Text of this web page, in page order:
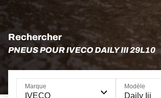
Rechercher
PNEUS POUR IVECO DAILY III 29L10
Marque
IVECO
Modèle
Daily Iii